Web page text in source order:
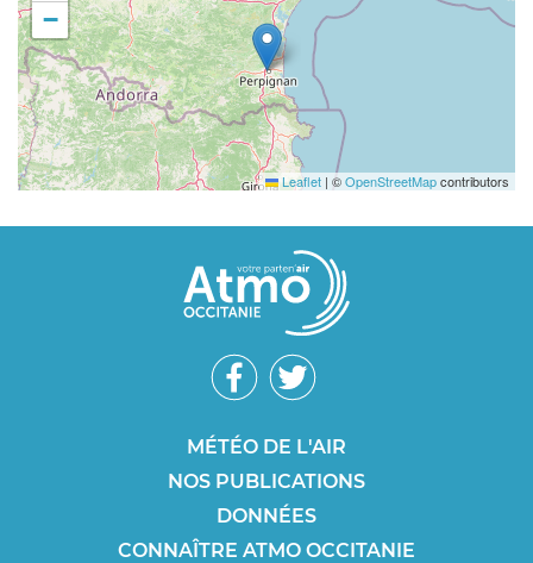
−
Leaflet | ©OpenStreetMapcontributors
Réseaux
sociaux
MÉTÉO DE L'AIR
NOS PUBLICATIONS
DONNÉES
CONNAÎTRE ATMO OCCITANIE